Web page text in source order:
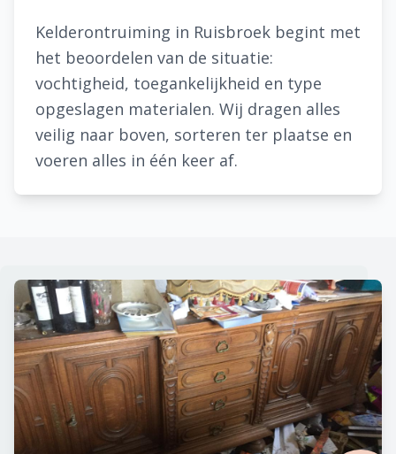
Kelderontruiming in Ruisbroek begint met
het beoordelen van de situatie:
vochtigheid, toegankelijkheid en type
opgeslagen materialen. Wij dragen alles
veilig naar boven, sorteren ter plaatse en
voeren alles in één keer af.